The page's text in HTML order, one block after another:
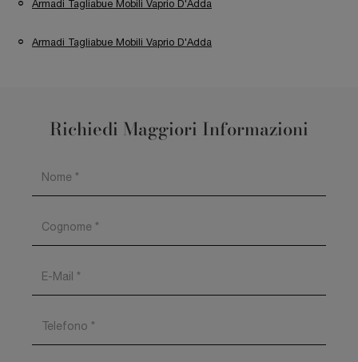
Armadi Tagliabue Mobili Vaprio D'Adda
Armadi Tagliabue Mobili Vaprio D'Adda
Richiedi Maggiori Informazioni